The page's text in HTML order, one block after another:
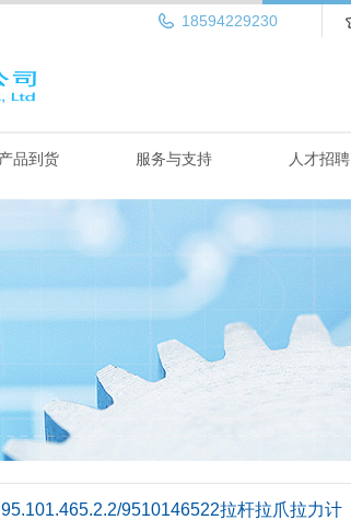
18594229230
产品到货 服务与支持 人才招聘
9510146522拉杆拉爪拉力计